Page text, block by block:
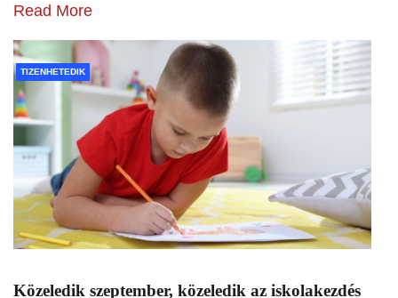
Read More
TIZENHETEDIK
Közeledik szeptember, közeledik az iskolakezdés